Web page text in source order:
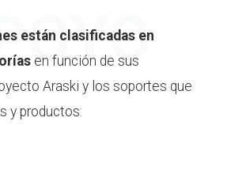
están clasificadas en
en función de sus
Araski y los soportes que
y productos: